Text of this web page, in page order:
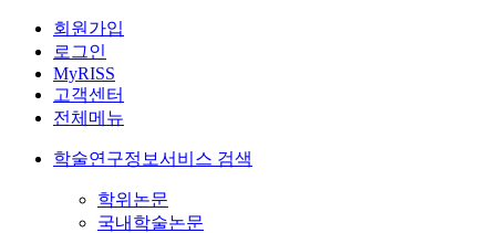
회원가입
로그인
MyRISS
고객센터
전체메뉴
학술연구정보서비스 검색
학위논문
국내학술논문